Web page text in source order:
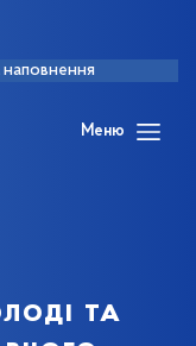
наповнення
Меню
та